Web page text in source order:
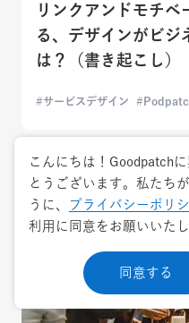
リンクアンドモチベ
る、デザインがビジ
は？（書き起こし）
サービスデザイン
こんにちは！Goodpatch
とうございます。私たち
うに、
プライバシーポリ
利用に同意をお願いいた
同意する